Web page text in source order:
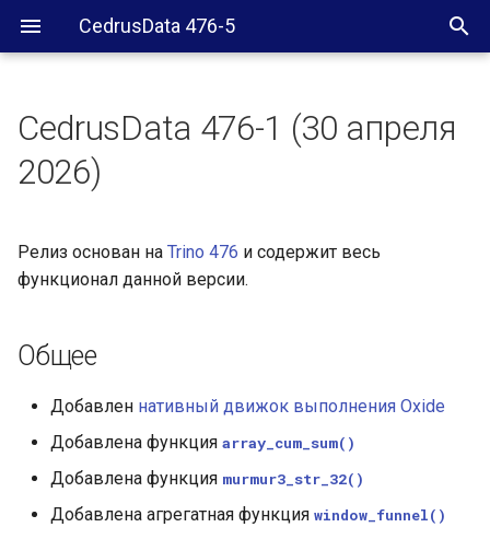
CedrusData 476-5
Hive коннектор
CedrusData 476-1 (30 апреля
2026)
Релиз основан на Trino 476 и содержит весь
функционал данной версии.
Общее
Добавлен нативный движок выполнения Oxide
Добавлена функция array_cum_sum()
Добавлена функция murmur3_str_32()
Добавлена агрегатная функция window_funnel()